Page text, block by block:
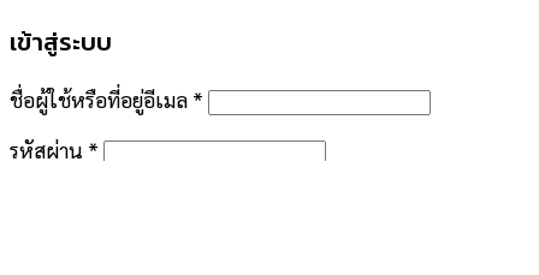
เข้าสู่ระบบ
ชื่อผู้ใช้หรือที่อยู่อีเมล *
รหัสผ่าน *